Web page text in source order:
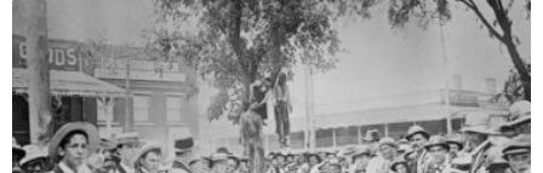
a
g
o